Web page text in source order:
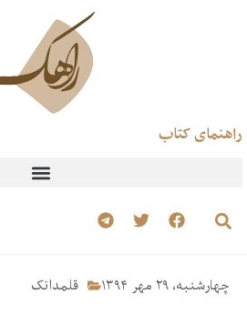
راهنمای کتاب
چهارشنبه، ۲۹ مهر ۱۳۹۴ قلمدانک